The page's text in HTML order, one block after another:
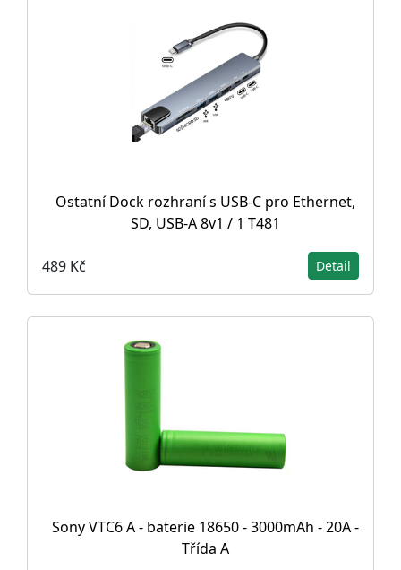
Ostatní Dock rozhraní s USB-C pro Ethernet,
SD, USB-A 8v1 / 1 T481
489 Kč Detail
Sony VTC6 A - baterie 18650 - 3000mAh - 20A -
Třída A